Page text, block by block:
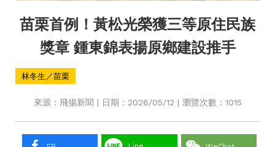
苗栗首例！黃松光榮獲三等原住民族
獎章 鍾東錦表揚原鄉建設推手
林冬生／苗栗
來源：飛揚新聞 | 日期：2026/05/12 | 瀏覽次數：1015